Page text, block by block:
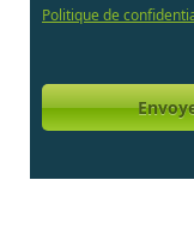
Politique de